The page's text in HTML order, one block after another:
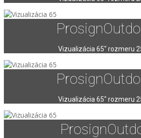
Vizualizácia 65″ rozmeru
Vizualizácia 65″ rozmeru